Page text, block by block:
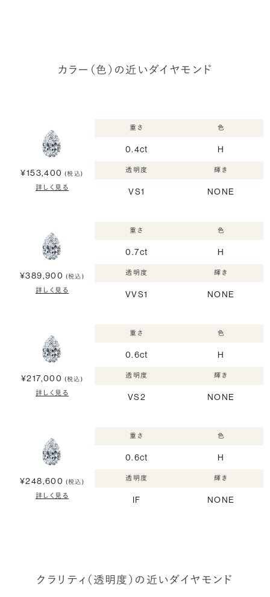
カラー（色）の近いダイヤモンド
¥153,400 (税込)
詳しく見る
重さ
0.4ct
色
H
透明度
VS1
輝き
NONE
¥389,900 (税込)
詳しく見る
重さ
0.7ct
色
H
透明度
VVS1
輝き
NONE
¥217,000 (税込)
詳しく見る
重さ
0.6ct
色
H
透明度
VS2
輝き
NONE
¥248,600 (税込)
詳しく見る
重さ
0.6ct
色
H
透明度
IF
輝き
NONE
クラリティ（透明度）の近いダイヤモンド